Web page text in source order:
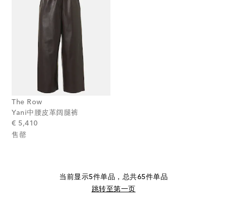
The Row
Yani中腰皮革阔腿裤
€ 5,410original price
售罄
当前显示5件单品，总共65件单品
跳转至第一页